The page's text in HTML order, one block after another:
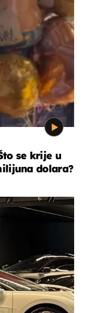
se krije u
dolara?